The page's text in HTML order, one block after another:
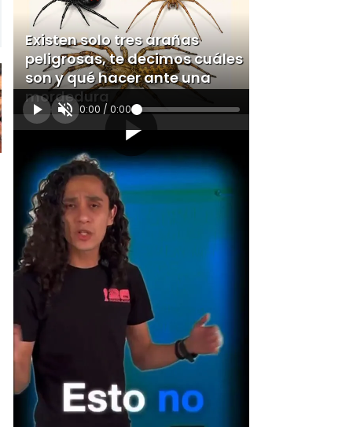
Existen solo tres arañas
peligrosas, te decimos cuáles
son y qué hacer ante una
mordedura
0:00 / 0:00
[Publicidad]